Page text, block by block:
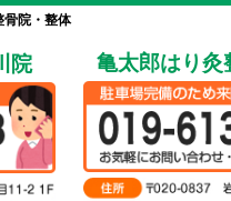
院・整体
院 亀太郎はり灸